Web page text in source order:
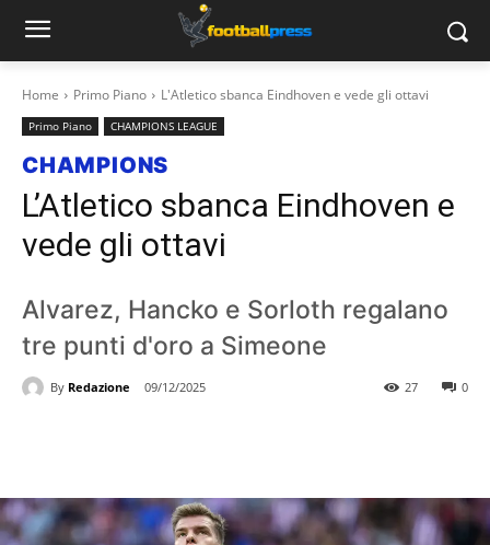
Home Primo Piano L'Atletico sbanca Eindhoven e vede gli ottavi
Primo Piano CHAMPIONS LEAGUE
CHAMPIONS
L’Atletico sbanca Eindhoven e
vede gli ottavi
Alvarez, Hancko e Sorloth regalano
tre punti d'oro a Simeone
By Redazione 09/12/2025 0
27